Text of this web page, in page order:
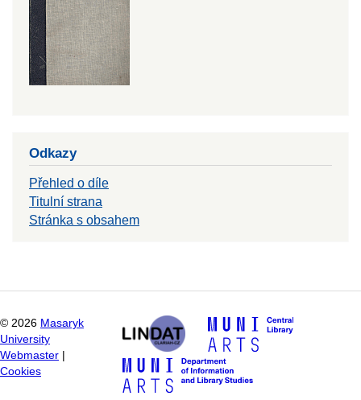
Odkazy
Přehled o díle
Titulní strana
Stránka s obsahem
© 2026 Masaryk
University
Webmaster
Cookies